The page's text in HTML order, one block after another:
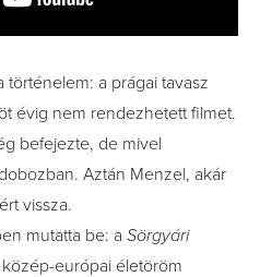
a prágai tavasz
évig nem rendezhetett filmet.
befejezte, de mivel
Aztán Menzel, akár
vissza.
mutatta be: a Sörgyári
európai életöröm